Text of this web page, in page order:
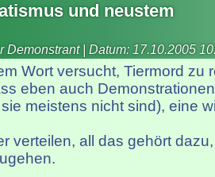
und neustem
Demonstrant | Datum: 17.10.2005
Wort versucht, Tiermord zu
eben auch
meistens nicht sind), eine
verteilen, all das gehört